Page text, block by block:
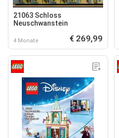
21063 Schloss
Neuschwanstein
4 Monate € 269,99